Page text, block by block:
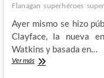
Flanagan superhéroes
Ayer mismo se hizo
Clayface, la nueva
Watkins y basada en…
Ver másPrimer